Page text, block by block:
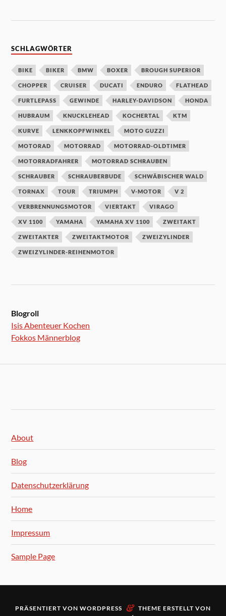
SCHLAGWÖRTER
BIKE BIKER BMW BOXER BROUGH SUPERIOR
CHOPPER CRUISER DUCATI ENDURO FLATHEAD
FURTLEPASS GEWINDE HARLEY-DAVIDSON HONDA
HUBRAUM KNUCKLEHEAD KOCHERTAL KTM
KURVE LENKKOPFWINKEL MOTO GUZZI
MOTORAD MOTORRAD MOTORRAD-OLDTIMER
MOTORRADFAHRER MOTORRAD SCHRAUBEN
SCHRAUBER SCHRAUBERBUDE SCHWÄBISCHER WALD
TORNAX TOUR TRIUMPH V-MOTOR V 2
VERBRENNUNGSMOTOR VIERTAKT VIRAGO
XV 1100 YAMAHA YAMAHA XV 1100 ZWEITAKT
ZWEITAKTER ZWEITAKTMOTOR ZWEIZYLINDER
ZWEIZYLINDER-REIHENMOTOR
Blogroll
Isis Abenteuer Kochen
Fokkos Männerblog
About
Blog
Datenschutzerklärung
Home
Impressum
Sample Page
PRÄSENTIERT VON WORDPRESS & THEME ERSTELLT VON